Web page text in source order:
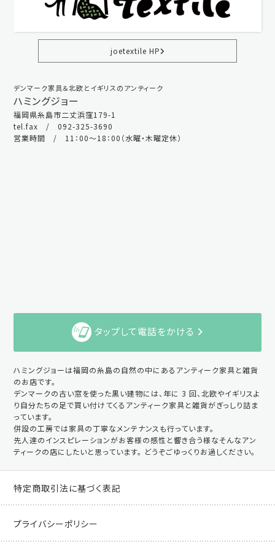
joetextile HP
デンマーク家具＆北欧とイギリスのアンティーク
ハミングジョー
福岡県糸島市二丈浜窪179-1
tel.fax / 092-325-3690
営業時間 / 11：00～18：00（水曜・木曜定休）
タップして電話をかける
ハミングジョーは福岡の糸島の自然の中にあるアンティーク家具と雑貨
のお店です。
デンマークの古い窓を使った黒い建物には、年に 3 回、北欧やイギリスよ
り自分たちの足で買い付けてくるアンティーク家具と雑貨がぎっしり詰ま
っています。
併設の工房では家具の丁寧なメンテナンスも行っています。
先人達のインスピレーションがお客様の感性と響き合う様なそんなアン
ティークの店にしたいと思っています。 どうぞごゆっくりお過しください。
特定商取引法に基づく表記
プライバシーポリシー